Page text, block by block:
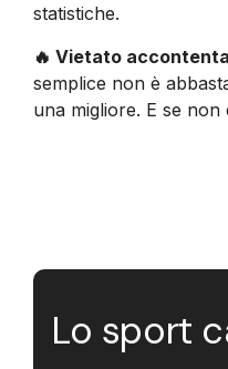
statistiche.
🔥 Vietato
semplice non è
una migliore. E se non
Lo sport